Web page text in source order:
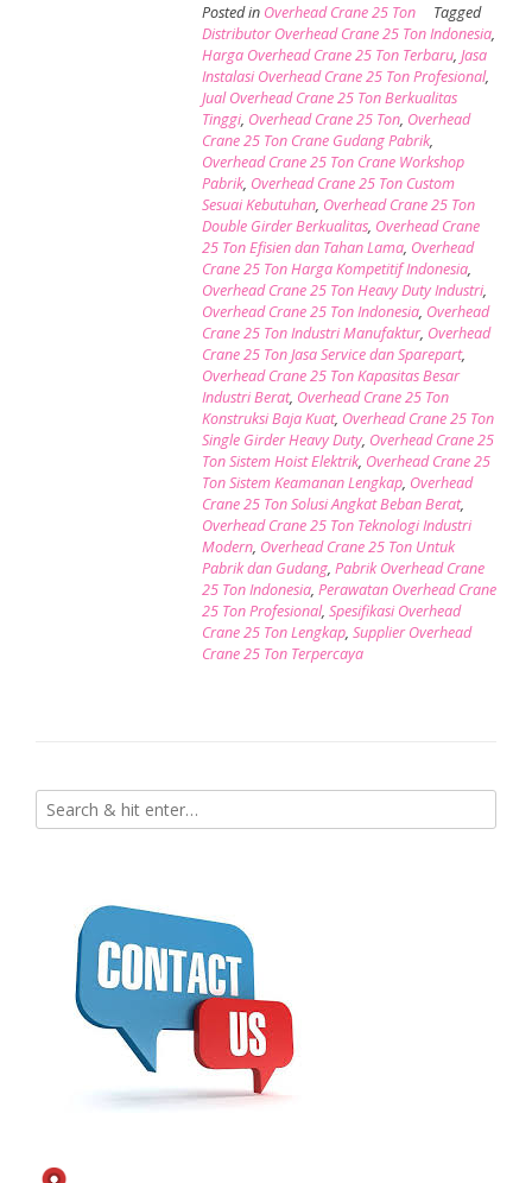
Posted in Overhead Crane 25 Ton
Tagged
Distributor Overhead Crane 25 Ton Indonesia,
Harga Overhead Crane 25 Ton Terbaru, Jasa
Instalasi Overhead Crane 25 Ton Profesional,
Jual Overhead Crane 25 Ton Berkualitas
Tinggi, Overhead Crane 25 Ton, Overhead
Crane 25 Ton Crane Gudang Pabrik,
Overhead Crane 25 Ton Crane Workshop
Pabrik, Overhead Crane 25 Ton Custom
Sesuai Kebutuhan, Overhead Crane 25 Ton
Double Girder Berkualitas, Overhead Crane
25 Ton Efisien dan Tahan Lama, Overhead
Crane 25 Ton Harga Kompetitif Indonesia,
Overhead Crane 25 Ton Heavy Duty Industri,
Overhead Crane 25 Ton Indonesia, Overhead
Crane 25 Ton Industri Manufaktur, Overhead
Crane 25 Ton Jasa Service dan Sparepart,
Overhead Crane 25 Ton Kapasitas Besar
Industri Berat, Overhead Crane 25 Ton
Konstruksi Baja Kuat, Overhead Crane 25 Ton
Single Girder Heavy Duty, Overhead Crane 25
Ton Sistem Hoist Elektrik, Overhead Crane 25
Ton Sistem Keamanan Lengkap, Overhead
Crane 25 Ton Solusi Angkat Beban Berat,
Overhead Crane 25 Ton Teknologi Industri
Modern, Overhead Crane 25 Ton Untuk
Pabrik dan Gudang, Pabrik Overhead Crane
25 Ton Indonesia, Perawatan Overhead Crane
25 Ton Profesional, Spesifikasi Overhead
Crane 25 Ton Lengkap, Supplier Overhead
Crane 25 Ton Terpercaya